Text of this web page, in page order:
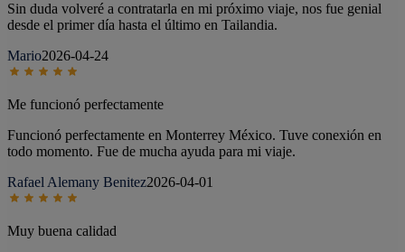
Sin duda volveré a contratarla en mi próximo viaje, nos fue genial
desde el primer día hasta el último en Tailandia.
Mario2026-04-24
Me funcionó perfectamente
Funcionó perfectamente en Monterrey México. Tuve conexión en
todo momento. Fue de mucha ayuda para mi viaje.
Rafael Alemany Benitez2026-04-01
Muy buena calidad